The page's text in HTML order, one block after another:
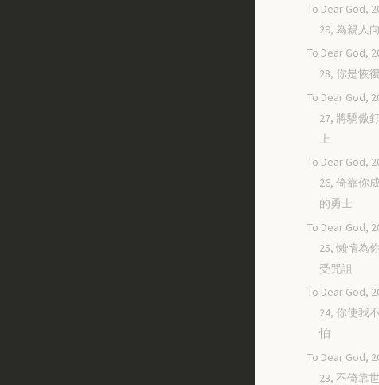
To Dear God,
29, 為親人
To Dear God,
28, 你是恢
To Dear God,
27, 將驕傲
上
To Dear God,
26, 倚靠你
的勇士
To Dear God,
25, 懶惰為
受咒詛
To Dear God,
24, 你使我
怕
To Dear God,
23, 不倚靠